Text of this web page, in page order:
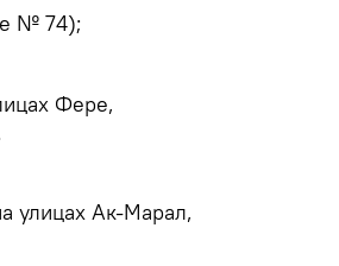
№ 74);
Фере,
улицах Ак-Марал,